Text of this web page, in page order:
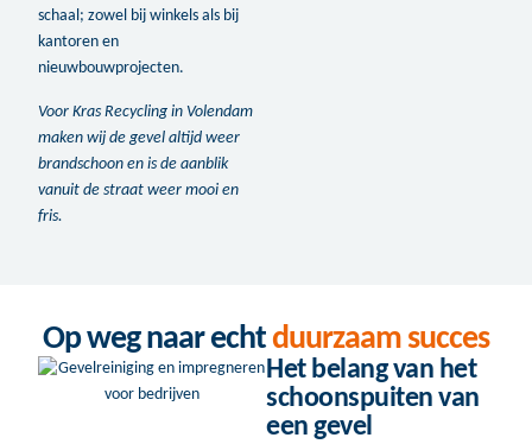
schaal; zowel bij winkels als bij
kantoren en
nieuwbouwprojecten.
Voor Kras Recycling in Volendam
maken wij de gevel altijd weer
brandschoon en is de aanblik
vanuit de straat weer mooi en
fris.
Op weg naar echtduurzaam succes
Het belang van het
schoonspuiten van
een gevel